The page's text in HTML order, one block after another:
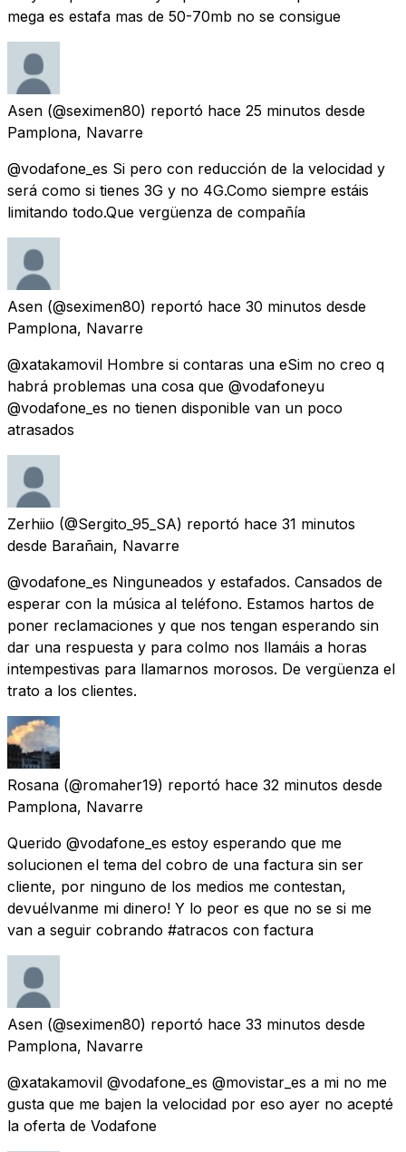
mega es estafa mas de 50-70mb no se consigue
Asen (@seximen80) reportó hace 25 minutos desde
Pamplona, Navarre
@vodafone_es Si pero con reducción de la velocidad y
será como si tienes 3G y no 4G.Como siempre estáis
limitando todo.Que vergüenza de compañía
Asen (@seximen80) reportó hace 30 minutos desde
Pamplona, Navarre
@xatakamovil Hombre si contaras una eSim no creo q
habrá problemas una cosa que @vodafoneyu
@vodafone_es no tienen disponible van un poco
atrasados
Zerhiio (@Sergito_95_SA) reportó hace 31 minutos
desde Barañain, Navarre
@vodafone_es Ninguneados y estafados. Cansados de
esperar con la música al teléfono. Estamos hartos de
poner reclamaciones y que nos tengan esperando sin
dar una respuesta y para colmo nos llamáis a horas
intempestivas para llamarnos morosos. De vergüenza el
trato a los clientes.
Rosana (@romaher19) reportó hace 32 minutos desde
Pamplona, Navarre
Querido @vodafone_es estoy esperando que me
solucionen el tema del cobro de una factura sin ser
cliente, por ninguno de los medios me contestan,
devuélvanme mi dinero! Y lo peor es que no se si me
van a seguir cobrando #atracos con factura
Asen (@seximen80) reportó hace 33 minutos desde
Pamplona, Navarre
@xatakamovil @vodafone_es @movistar_es a mi no me
gusta que me bajen la velocidad por eso ayer no acepté
la oferta de Vodafone